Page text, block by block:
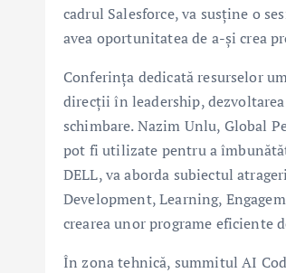
cadrul Salesforce, va susține o
avea oportunitatea de a-și crea
Conferința dedicată resurselor
direcții în leadership,
schimbare. Nazim Unlu, Global
pot fi utilizate pentru a
DELL, va aborda subiectul
Development, Learning,
crearea unor programe eficiente
În zona tehnică, summitul AI